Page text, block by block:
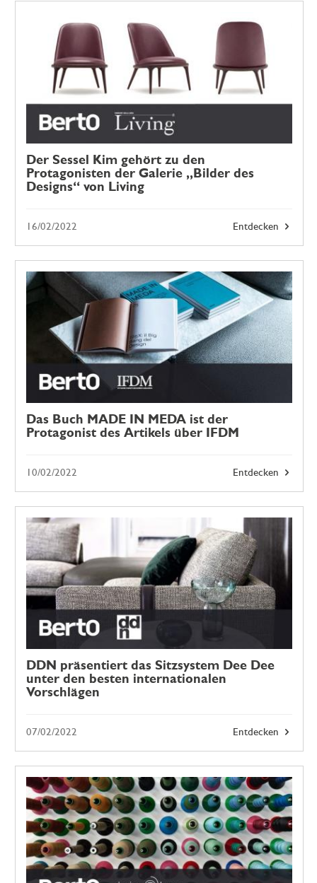
Der Sessel Kim gehört zu den
Protagonisten der Galerie „Bilder des
Designs“ von Living
Entdecken
16/02/2022
Das Buch MADE IN MEDA ist der
Protagonist des Artikels über IFDM
Entdecken
10/02/2022
DDN präsentiert das Sitzsystem Dee Dee
unter den besten internationalen
Vorschlägen
Entdecken
07/02/2022